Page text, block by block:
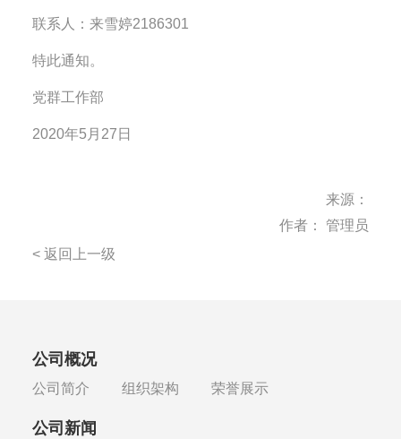
联系人：来雪婷2186301
特此通知。
党群工作部
2020年5月27日
< 返回上一级
来源：
作者： 管理员
公司概况
公司简介 组织架构 荣誉展示
公司新闻